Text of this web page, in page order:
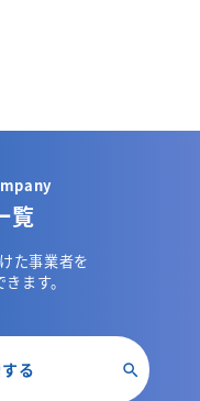
覧
た事業者を
ます。
る